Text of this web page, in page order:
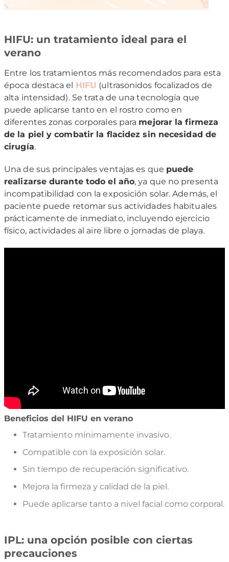
HIFU: un tratamiento ideal para el
verano
Entre los tratamientos más recomendados para esta
época destaca el HIFU (ultrasonidos focalizados de
alta intensidad). Se trata de una tecnología que
puede aplicarse tanto en el rostro como en
diferentes zonas corporales para mejorar la firmeza
de la piel y combatir la flacidez sin necesidad de
cirugía.
Una de sus principales ventajas es que puede
realizarse durante todo el año, ya que no presenta
incompatibilidad con la exposición solar. Además, el
paciente puede retomar sus actividades habituales
prácticamente de inmediato, incluyendo ejercicio
físico, actividades al aire libre o jornadas de playa.
Beneficios del HIFU en verano
Tratamiento mínimamente invasivo.
Compatible con la exposición solar.
Sin tiempo de recuperación significativo.
Mejora la firmeza y calidad de la piel.
Puede aplicarse tanto a nivel facial como corporal.
IPL: una opción posible con ciertas
precauciones